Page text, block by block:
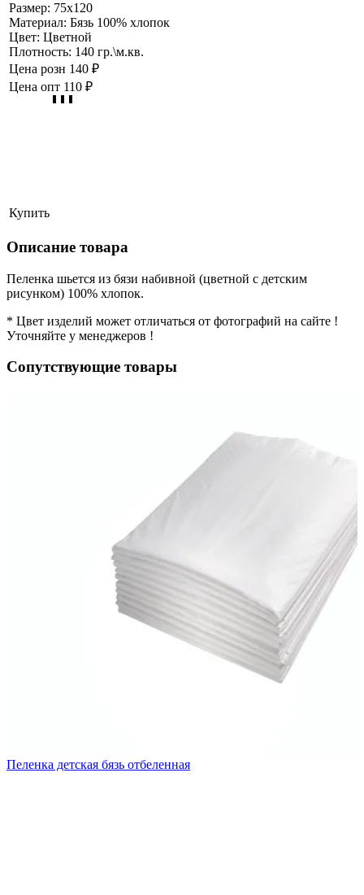
Размер: 75х120
Материал: Бязь 100% хлопок
Цвет: Цветной
Плотность: 140 гр.\м.кв.
Цена розн 140 ₽
Цена опт 110 ₽
Купить
Описание товара
Пеленка шьется из бязи набивной (цветной с детским
рисунком) 100% хлопок.
* Цвет изделий может отличаться от фотографий на сайте !
Уточняйте у менеджеров !
Сопутствующие товары
Пеленка детская бязь отбеленная